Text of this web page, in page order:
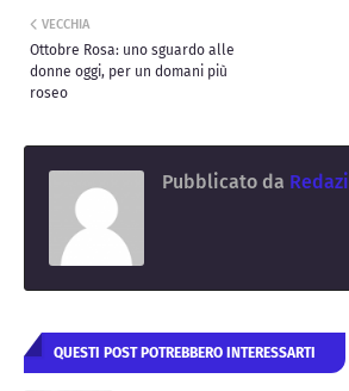
VECCHIA
Ottobre Rosa: uno sguardo alle
donne oggi, per un domani più
roseo
Pubblicato da
QUESTI POST POTREBBERO INTERESSARTI